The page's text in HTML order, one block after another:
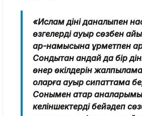
«Ислам діні даналықпен
өзгелерді ауыр сөзбен
ар-намысына құрметпен
Сондықтан қандай да бір
өнер өкілдерін
оларға ауыр сипаттама
Сонымен қатар
келіншектерді бейәдеп